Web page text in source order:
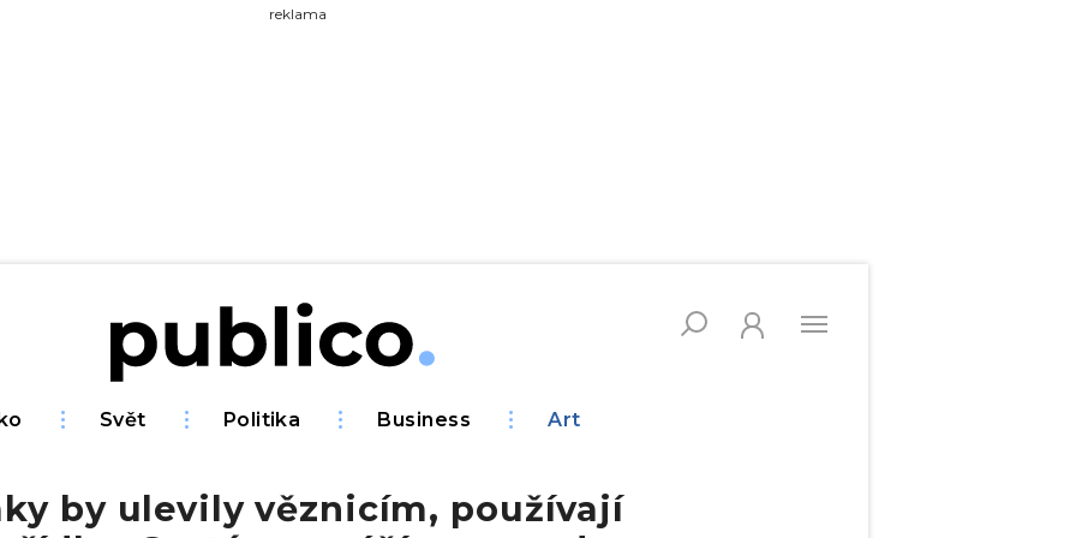
reklama
Svět Politika Business Art
by ulevily věznicím, používají
na Publiku